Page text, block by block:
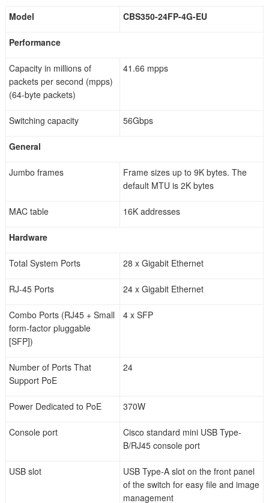
Model
CBS350-24FP-4G-EU
Performance
Capacity in millions of
packets per second (mpps)
(64-byte packets)
41.66 mpps
Switching capacity 56Gbps
General
Jumbo frames
Frame sizes up to 9K bytes. The
default MTU is 2K bytes
MAC table 16K addresses
Hardware
Total System Ports 28 x Gigabit Ethernet
RJ-45 Ports 24 x Gigabit Ethernet
Combo Ports (RJ45 + Small
form-factor pluggable
[SFP])
4 x SFP
Number of Ports That
Support PoE
24
Power Dedicated to PoE 370W
Console port
Cisco standard mini USB Type-
B/RJ45 console port
USB slot
USB Type-A slot on the front panel
of the switch for easy file and image
management